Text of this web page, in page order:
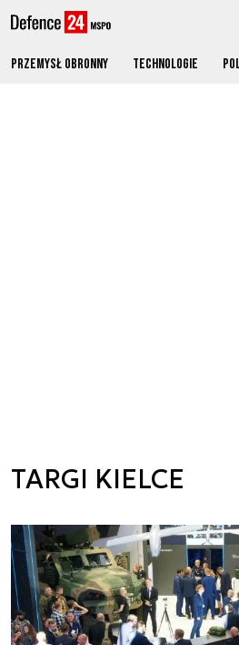
Przemysł obronny Technologie
TARGI KIELCE